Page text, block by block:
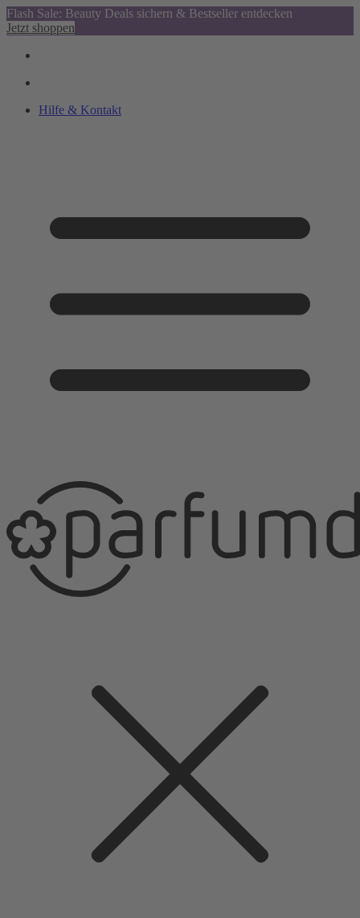
Flash Sale: Beauty Deals sichern & Bestseller entdecken
Jetzt shoppen
Hilfe & Kontakt